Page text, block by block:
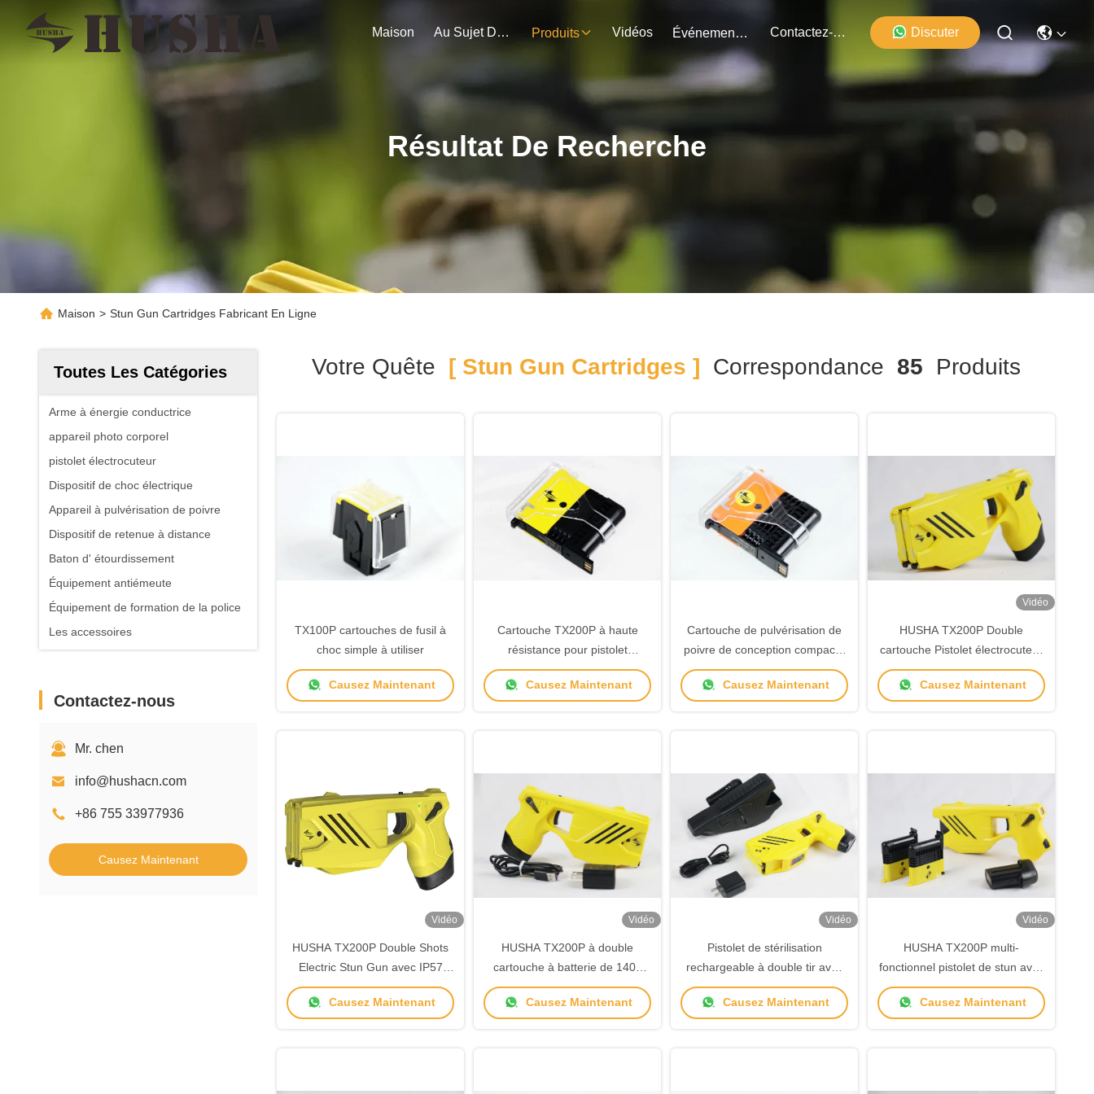
Maison Au Sujet De Nous Produits Vidéos Événements Contactez-Nous Discuter
Résultat De Recherche
Maison > Stun Gun Cartridges Fabricant En Ligne
Toutes Les Catégories
Arme à énergie conductrice
appareil photo corporel
pistolet électrocuteur
Dispositif de choc électrique
Appareil à pulvérisation de poivre
Dispositif de retenue à distance
Baton d' étourdissement
Équipement antiémeute
Équipement de formation de la police
Les accessoires
Contactez-nous
Mr. chen
info@hushacn.com
+86 755 33977936
Causez Maintenant
Votre Quête [ Stun Gun Cartridges ] Correspondance 85 Produits
TX100P cartouches de fusil à
choc simple à utiliser
Causez Maintenant
Cartouche TX200P à haute
résistance pour pistolet
électrique
Causez Maintenant
Cartouche de pulvérisation de
poivre de conception compacte
pour le fusil d'assaut Husha
TX200P
Causez Maintenant
Vidéo
HUSHA TX200P Double
cartouche Pistolet électrocuteur
rechargeable avec IP57 étanche
pour les forces de l'ordre
Causez Maintenant
Vidéo
HUSHA TX200P Double Shots
Electric Stun Gun avec IP57
étanche et 55±5KV de sortie de
tension pour les forces de
Causez Maintenant
Vidéo
HUSHA TX200P à double
cartouche à batterie de 1400
mAh Pistolet de stérilisation
IP57
Causez Maintenant
Vidéo
Pistolet de stérilisation
rechargeable à double tir avec
résistance à l'eau IP57
Causez Maintenant
Vidéo
HUSHA TX200P multi-
fonctionnel pistolet de stun avec
5 mètres de portée efficace
cartouches doubles et IP57
Causez Maintenant